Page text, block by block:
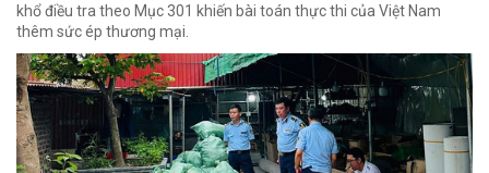
khổ điều tra theo Mục 301 khiến bài toán thực thi của Việt Nam
thêm sức ép thương mại.